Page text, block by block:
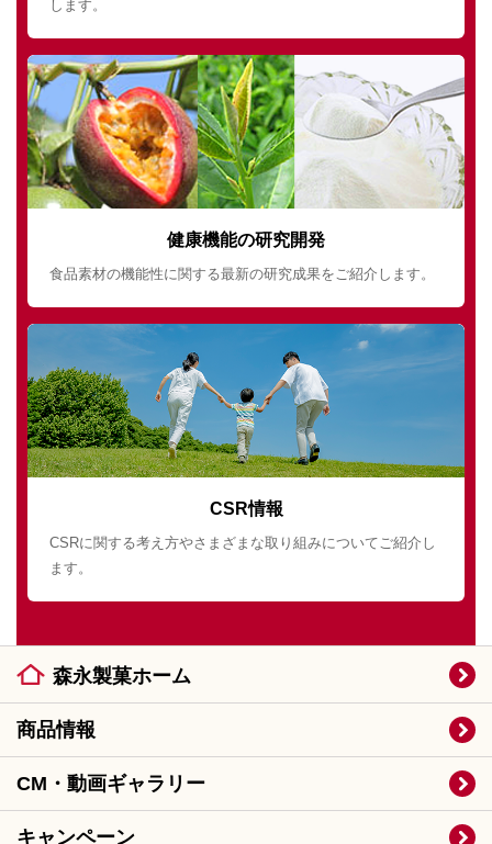
します。
健康機能の研究開発
食品素材の機能性に関する最新の研究成果をご紹介します。
CSR情報
CSRに関する考え方やさまざまな取り組みについてご紹介し
ます。
森永製菓ホーム
商品情報
CM・動画ギャラリー
キャンペーン